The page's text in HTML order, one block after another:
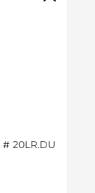
# 20LR.DU